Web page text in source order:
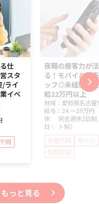
仕
スタ
/ライ
イベ
問
夜職の接客力が
る！モバイル販
ッフ◎未経験歓
給22万円以上
地域： 愛知県名古屋
給与： 24 ～29万円
休
日：
完全週休2日制
ト制）
学歴不問
駅チカ
髪型自由
っと見る